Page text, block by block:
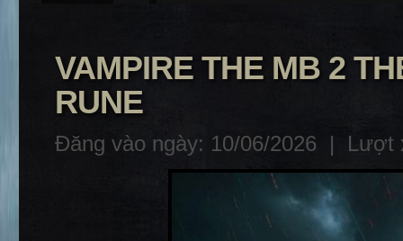
VAMPIRE THE MB 2
RUNE
Đăng vào ngày: 10/06/2026 | Lượt